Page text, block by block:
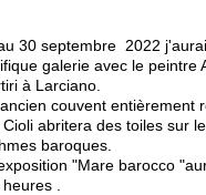
30 septembre 2022
galerie avec le peintre
à Larciano.
couvent entièrement
Cioli abritera des toiles sur
baroques.
"Mare barocco
.